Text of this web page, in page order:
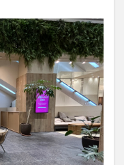
豊後高田市
道の駅
開店
開店閉店
韓国料理
高崎山 鰻